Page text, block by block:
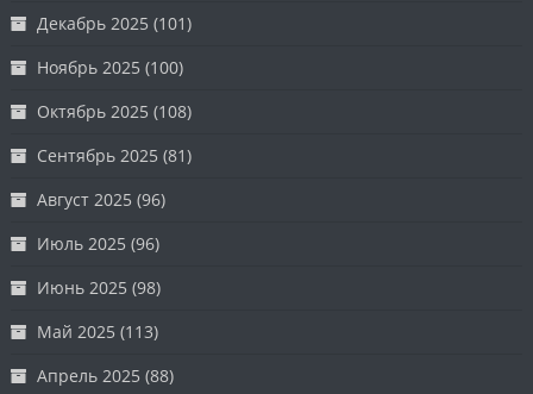
Декабрь 2025 (101)
Ноябрь 2025 (100)
Октябрь 2025 (108)
Сентябрь 2025 (81)
Август 2025 (96)
Июль 2025 (96)
Июнь 2025 (98)
Май 2025 (113)
Апрель 2025 (88)